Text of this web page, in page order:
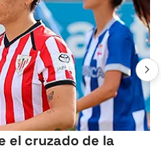
el cruzado de la